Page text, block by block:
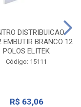
DISTRIBUICAO
EMBUTIR BRANCO 12
POLOS ELITEK
Código: 15111
R$ 63,06